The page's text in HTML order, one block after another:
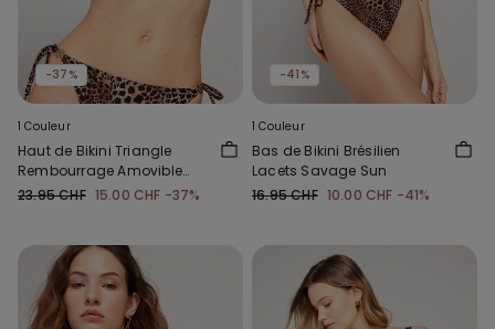
-37%
1 Couleur
Haut de Bikini Triangle
Rembourrage Amovible
Savage Sun
23.95 CHF 15.00 CHF -37%
-41%
1 Couleur
Bas de Bikini Brésilien
Lacets Savage Sun
16.95 CHF 10.00 CHF -41%